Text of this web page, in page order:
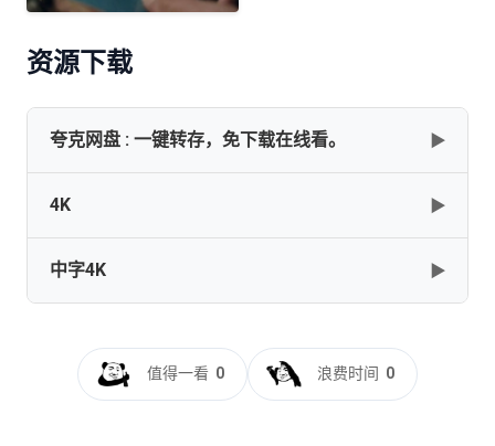
资源下载
夸克网盘 : 一键转存，免下载在线看。 ▶
✅【已完结】【全五季】【熊家餐馆】【4K/HDR/DV/高
[137GB]
4K ▶
熊家餐馆 第三季[全10集][无字片
[37.63GB]
中字4K ▶
幕].The.Bear.S03.2160p.DSNP.WEB-
DL.DDP.5.1.DV.H.265-BlackTV
值得一看 0 浪费时间 0